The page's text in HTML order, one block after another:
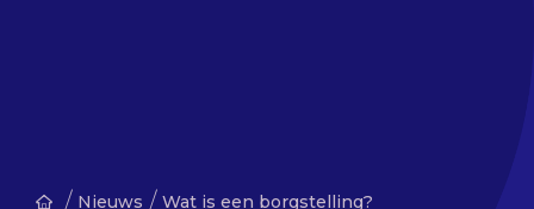
/ Nieuws / Wat is een borgstelling?